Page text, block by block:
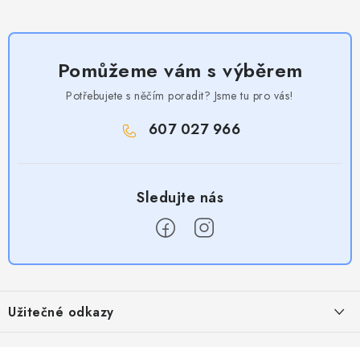
Pomůžeme vám s výběrem
Potřebujete s něčím poradit? Jsme tu pro vás!
607 027 966
pUžitečné odkazy